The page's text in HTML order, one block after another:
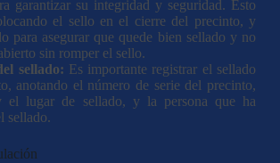
garantizar su integridad y seguridad. Esto
el sello en el cierre del precinto, y
para asegurar que quede bien sellado y no
sin romper el sello.
sellado: Es importante registrar el sellado
anotando el número de serie del precinto,
el lugar de sellado, y la persona que ha
sellado.